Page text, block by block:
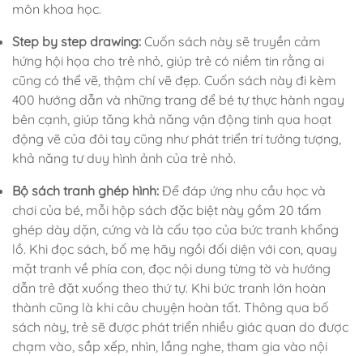
môn khoa học.
Step by step drawing: Cuốn sách này sẽ truyền cảm
hứng hội họa cho trẻ nhỏ, giúp trẻ có niềm tin rằng ai
cũng có thể vẽ, thậm chí vẽ đẹp. Cuốn sách này đi kèm
400 hướng dẫn và những trang để bé tự thực hành ngay
bên cạnh, giúp tăng khả năng vận động tinh qua hoạt
động vẽ của đôi tay cũng như phát triển trí tưởng tượng,
khả năng tư duy hình ảnh của trẻ nhỏ.
Bộ sách tranh ghép hình: Để đáp ứng nhu cầu học và
chơi của bé, mỗi hộp sách đặc biệt này gồm 20 tấm
ghép dày dặn, cứng và là cấu tạo của bức tranh khổng
lồ. Khi đọc sách, bố mẹ hãy ngồi đối diện với con, quay
mặt tranh về phía con, đọc nội dung từng tờ và hướng
dẫn trẻ đặt xuống theo thứ tự. Khi bức tranh lớn hoàn
thành cũng là khi câu chuyện hoàn tất. Thông qua bố
sách này, trẻ sẽ được phát triển nhiều giác quan do được
chạm vào, sắp xếp, nhìn, lắng nghe, tham gia vào nội